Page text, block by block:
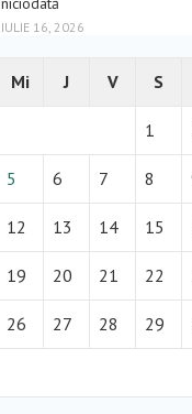
IULIE 16, 2026
Mi J V S
1
5 6 7 8
12 13 14 15
19 20 21 22
26 27 28 29